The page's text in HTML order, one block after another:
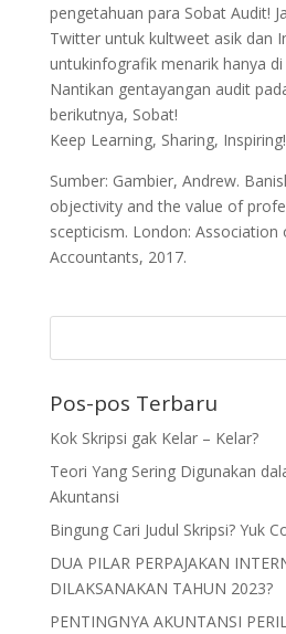
pengetahuan para Sobat Audit!
Twitter untuk kultweet asik dan
untukinfografik menarik hanya
Nantikan gentayangan audit
berikutnya, Sobat!
Keep Learning, Sharing, Inspiring!
Sumber: Gambier, Andrew.
objectivity and the value of
scepticism. London: Association
Accountants, 2017.
Pos-pos Terbaru
Kok Skripsi gak Kelar – Kelar?
Teori Yang Sering Digunakan
Akuntansi
Bingung Cari Judul Skripsi? Yuk
DUA PILAR PERPAJAKAN
DILAKSANAKAN TAHUN 2023?
PENTINGNYA AKUNTANSI